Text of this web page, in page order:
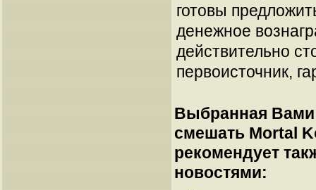
готовы
денежное
действительно
первоисточник,
Выбранная Вами
смешать Mortal
рекомендует
новостями: